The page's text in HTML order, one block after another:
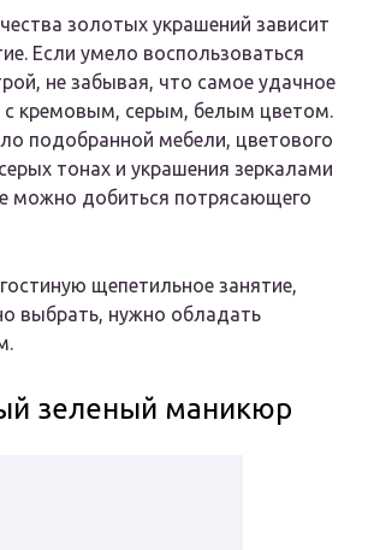
золотых украшений зависит
Если умело воспользоваться
не забывая, что самое удачное
с кремовым, серым, белым цветом.
подобранной мебели, цветового
тонах и украшения зеркалами
можно добиться потрясающего
щепетильное занятие,
выбрать, нужно обладать
зеленый маникюр